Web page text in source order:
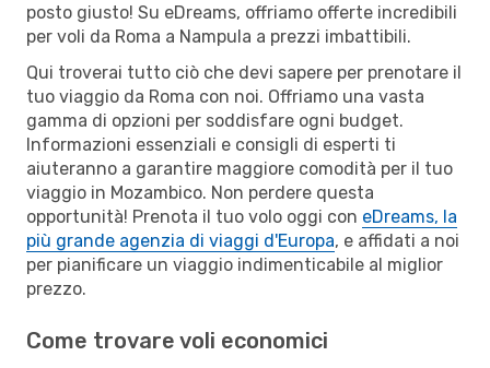
posto giusto! Su eDreams, offriamo offerte incredibili
per voli da Roma a Nampula a prezzi imbattibili.
Qui troverai tutto ciò che devi sapere per prenotare il
tuo viaggio da Roma con noi. Offriamo una vasta
gamma di opzioni per soddisfare ogni budget.
Informazioni essenziali e consigli di esperti ti
aiuteranno a garantire maggiore comodità per il tuo
viaggio in Mozambico. Non perdere questa
opportunità! Prenota il tuo volo oggi con eDreams, la
più grande agenzia di viaggi d'Europa, e affidati a noi
per pianificare un viaggio indimenticabile al miglior
prezzo.
Come trovare voli economici